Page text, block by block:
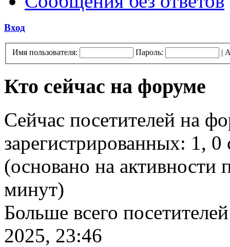
Вход
Имя пользователя: Пароль: |
Кто сейчас на форуме
Сейчас посетителей на
зарегистрированных: 1,
(основано на активности
минут)
Больше всего
2025, 23:46